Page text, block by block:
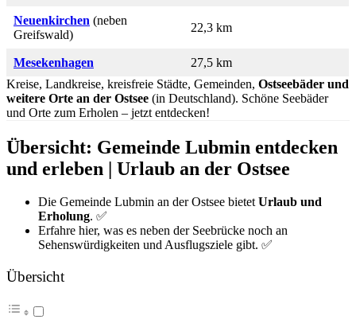
Neuenkirchen (neben
Greifswald)
22,3 km
Mesekenhagen
27,5 km
Kreise, Landkreise, kreisfreie Städte, Gemeinden, Ostseebäder und
weitere Orte an der Ostsee (in Deutschland). Schöne Seebäder
und Orte zum Erholen – jetzt entdecken!
Übersicht: Gemeinde Lubmin entdecken
und erleben | Urlaub an der Ostsee
Die Gemeinde Lubmin an der Ostsee bietetUrlaub und
Erholung. ✅
Erfahre hier, was es neben der Seebrücke noch an
Sehenswürdigkeiten und Ausflugsziele gibt. ✅
Übersicht